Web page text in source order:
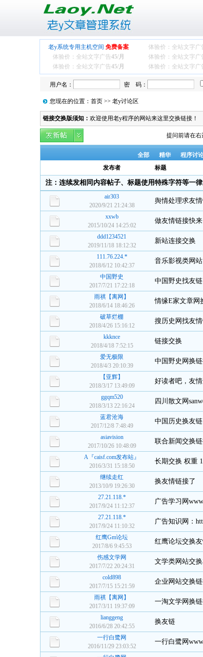
老y系统专用主机空间 免费备案 体验价：全站文字广
体验价：全站文字广告45/月 体验价：全站文字广
体验价：全站文字广告45/月 体验价：全站文字广
用户名： 密 码：
您现在的位置：首页 >> 老y讨论区
链接交换版须知： 欢迎使用老y程序的网站来这里交换链接！
提问前请在
全部 精华 程序讨
发布者
标题
注：连续发相同内容帖子、标题使用特殊字符等一
air303
2020/9/21 21:24:38
舆情处理求友
xxwb
2015/10/24 14:25:02
做友情链接快来
ddd1234521
2019/11/18 18:12:32
新站连接交换
111.76.224.*
2018/6/12 10:42:37
音乐影视类网站
中国野史
2017/7/21 17:22:18
中国野史找友链
雨祺【离网】
2018/6/14 18:46:26
情缘E家文章网
破草烂棚
2018/4/26 15:16:12
搜历史网找友
kkknce
2018/4/18 7:52:15
链接交换
爱无极限
2018/4/3 20:10:39
中国野史网换
【亚辉】
2018/3/17 13:49:09
好读者吧，友情
ggqm520
2018/3/13 22:16:24
四川散文网
蓝君沧海
2017/12/8 7:48:49
中国历史换友链
asiavision
2017/10/26 10:48:09
联合新闻交换
A『caisf.com发布站』
2016/3/31 15:18:50
长期交换 权重
继续走红
2013/10/9 19:26:30
换友情链接了
27.21.118.*
2017/9/24 11:12:37
广告学习网
27.21.118.*
2017/9/24 11:10:32
广告知识网：
红鹰Gm论坛
2017/8/6 9:45:53
红鹰论坛交换
伤感文学网
2017/7/22 20:24:31
文学类网站交
cold898
2017/7/15 15:21:59
企业网站交换
雨祺【离网】
2017/3/11 19:37:09
一淘文学网换
lianggeng
2016/6/28 20:42:55
换友链
一行白鹭网
2016/11/29 23:03:52
一行白鹭网